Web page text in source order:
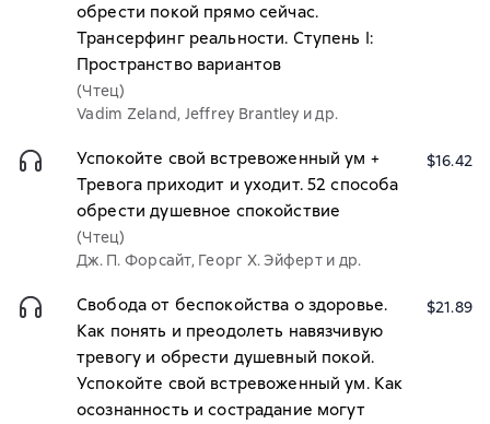
обрести покой прямо сейчас.
Трансерфинг реальности. Ступень I:
Пространство вариантов
(Чтец)
Vadim Zeland, Jeffrey Brantley и др.
Успокойте свой встревоженный ум +
Тревога приходит и уходит. 52 способа
обрести душевное спокойствие
(Чтец)
Дж. П. Форсайт, Георг Х. Эйферт и др.
$16.42
Свобода от беспокойства о здоровье.
Как понять и преодолеть навязчивую
тревогу и обрести душевный покой.
Успокойте свой встревоженный ум. Как
осознанность и сострадание могут
$21.89